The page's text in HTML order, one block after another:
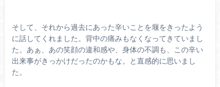
そして、それから過去にあった辛いことを堰をきったよう
に話してくれました。背中の痛みもなくなってきていまし
た。あぁ、あの笑顔の違和感や、身体の不調も、この辛い
出来事がきっかけだったのかもな。と直感的に思いまし
た。